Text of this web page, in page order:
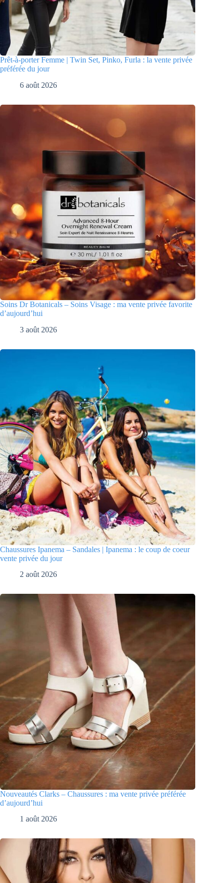
Prêt-à-porter Femme | Twin Set, Pinko, Furla : la vente privée
préférée du jour
6 août 2026
Soins Dr Botanicals – Soins Visage : ma vente privée favorite
d’aujourd’hui
3 août 2026
Chaussures Ipanema – Sandales | Ipanema : le coup de coeur
vente privée du jour
2 août 2026
Nouveautés Clarks – Chaussures : ma vente privée préférée
d’aujourd’hui
1 août 2026